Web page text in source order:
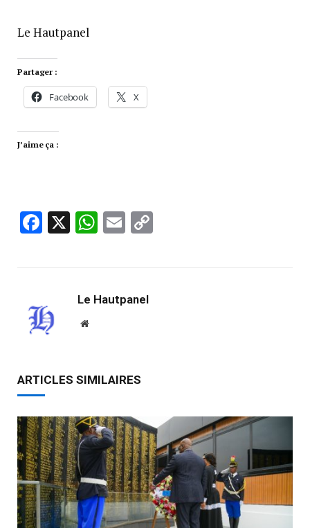
Le Hautpanel
Partager :
Facebook X
J’aime ça :
Facebook
X WhatsApp
Email
Le Hautpanel
Website
ARTICLES SIMILAIRES